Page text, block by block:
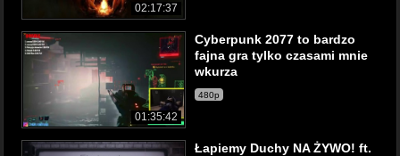
02:17:37
01:35:42
Cyberpunk 2077 to bardzo
fajna gra tylko czasami mnie
wkurza
480p
Łapiemy Duchy NA ŻYWO! ft.